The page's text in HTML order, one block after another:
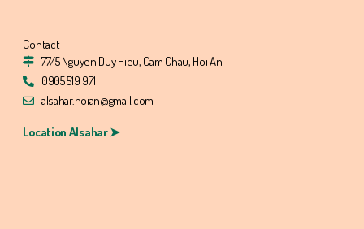
Contact
77/5 Nguyen Duy Hieu, Cam Chau, Hoi An
0905 519 971
alsahar.hoian@gmail.com
Location Alsahar ➤